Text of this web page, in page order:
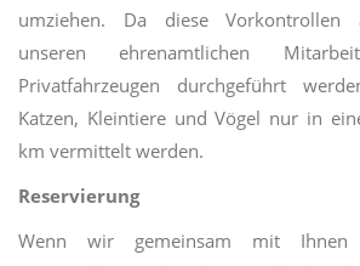
umziehen. Da diese Vorkontrollen
unseren ehrenamtlichen
Privatfahrzeugen durchgeführt
Katzen, Kleintiere und Vögel nur in
km vermittelt werden.
Reservierung
Wenn wir gemeinsam mit Ihnen